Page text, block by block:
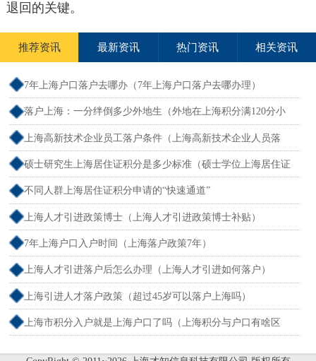
退回的关键。
推荐资讯 最新资讯 热门资讯 相关资讯
7年上海户口落户去哪办（7年上海户口落户去哪办理）
落户上海：一分绊倒多少外地生（外地在上海积分满120分小
孩可以考上海大学吗）
上海高新技术企业员工落户条件（上海高新技术企业人员落
户）
硕士研究生上海居住证积分是多少标准（硕士学位上海居住证
积分）
不同人群上海居住证积分申请的“快速通道”
上海人才引进政策博士（上海人才引进政策博士补贴）
7年上海户口入户时间（上海落户政策7年）
上海人才引进落户后怎么办理（上海人才引进如何落户）
上海引进人才落户政策（超过45岁可以落户上海吗）
上海市积分入户就是上海户口了吗（上海积分与户口有啥区